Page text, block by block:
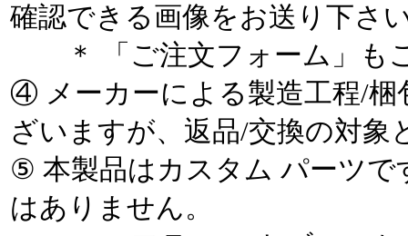
確認できる画像をお送り下さ
＊ 「ご注文フォーム」も
④ メーカーによる製造工程/梱
ざいますが、返品/交換の対象
⑤ 本製品はカスタム パーツで
はありません。